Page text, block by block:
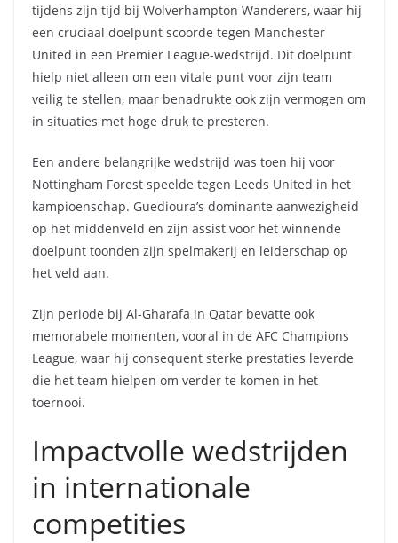
tijdens zijn tijd bij Wolverhampton Wanderers, waar hij
een cruciaal doelpunt scoorde tegen Manchester
United in een Premier League-wedstrijd. Dit doelpunt
hielp niet alleen om een vitale punt voor zijn team
veilig te stellen, maar benadrukte ook zijn vermogen om
in situaties met hoge druk te presteren.
Een andere belangrijke wedstrijd was toen hij voor
Nottingham Forest speelde tegen Leeds United in het
kampioenschap. Guedioura’s dominante aanwezigheid
op het middenveld en zijn assist voor het winnende
doelpunt toonden zijn spelmakerij en leiderschap op
het veld aan.
Zijn periode bij Al-Gharafa in Qatar bevatte ook
memorabele momenten, vooral in de AFC Champions
League, waar hij consequent sterke prestaties leverde
die het team hielpen om verder te komen in het
toernooi.
Impactvolle wedstrijden
in internationale
competities